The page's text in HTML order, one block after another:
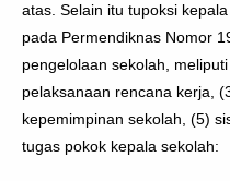
atas. Selain itu tupoksi
pada Permendiknas Nomor
pengelolaan sekolah,
pelaksanaan rencana kerja,
kepemimpinan sekolah, (5)
tugas pokok kepala sekolah: